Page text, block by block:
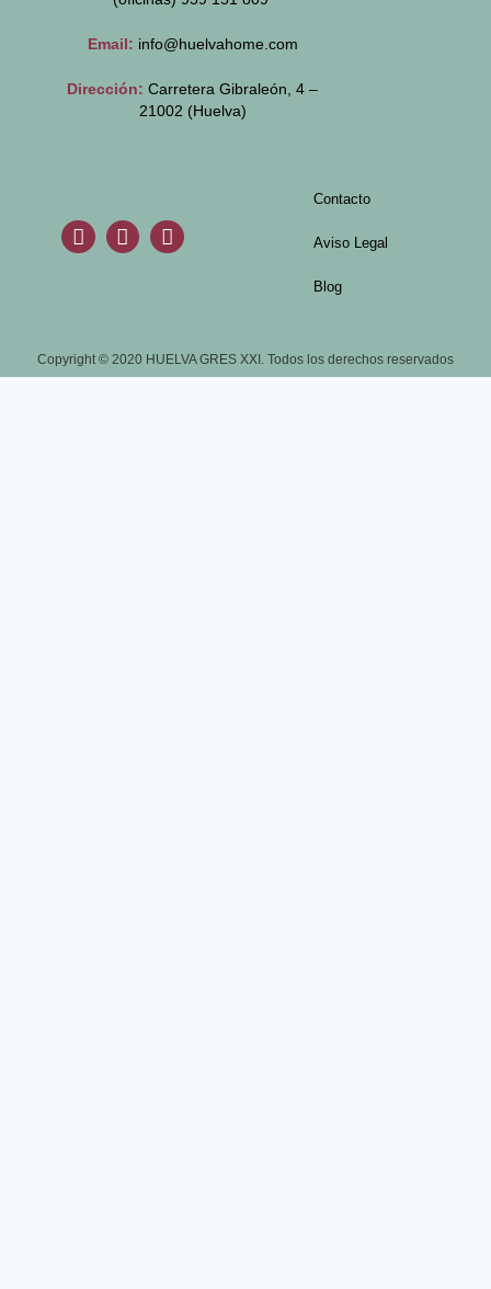
Email: info@huelvahome.com
Dirección: Carretera Gibraleón, 4 –
21002 (Huelva)
Contacto
Aviso Legal
Blog
Copyright © 2020 HUELVA GRES XXI. Todos los derechos reservados